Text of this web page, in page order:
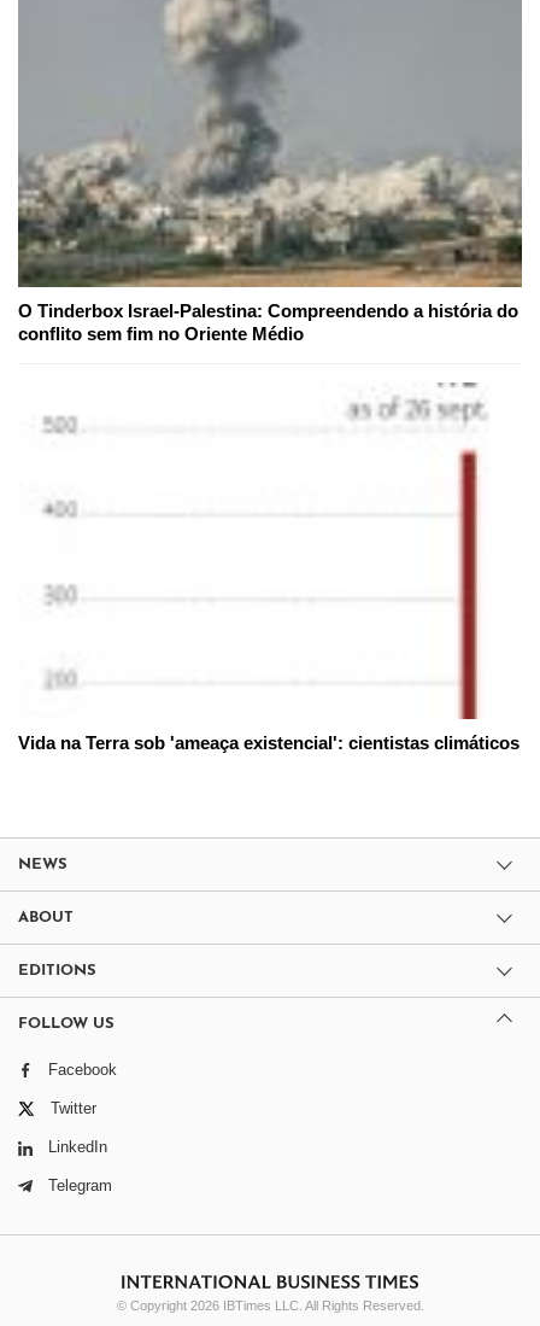
O Tinderbox Israel-Palestina: Compreendendo a história do
conflito sem fim no Oriente Médio
Vida na Terra sob 'ameaça existencial': cientistas climáticos
NEWS
ABOUT
EDITIONS
FOLLOW US
Facebook
Twitter
LinkedIn
Telegram
© Copyright 2026 IBTimes LLC. All Rights Reserved.